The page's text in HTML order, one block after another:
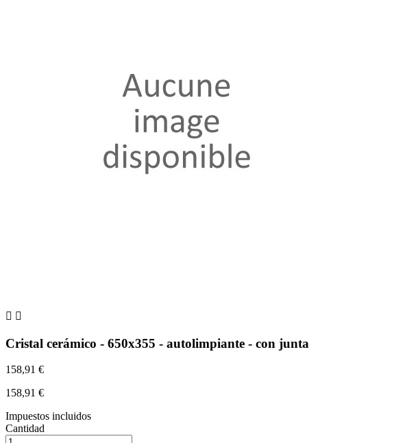
 
Cristal cerámico - 650x355 - autolimpiante - con junta
158,91 €
158,91 €
Impuestos incluidos
Cantidad